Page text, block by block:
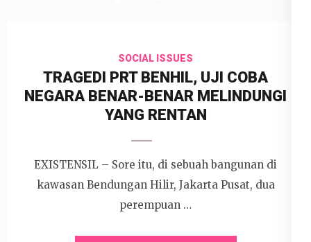
SOCIAL ISSUES
TRAGEDI PRT BENHIL, UJI COBA
NEGARA BENAR-BENAR MELINDUNGI
YANG RENTAN
EXISTENSIL – Sore itu, di sebuah bangunan di
kawasan Bendungan Hilir, Jakarta Pusat, dua
perempuan …